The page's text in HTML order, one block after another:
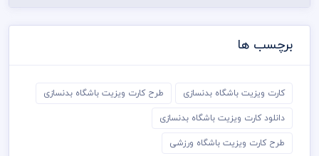
برچسب ها
کارت ویزیت باشگاه بدنسازی طرح کارت ویزیت باشگاه بدنسازی
دانلود کارت ویزیت باشگاه بدنسازی
طرح کارت ویزیت باشگاه ورزشی